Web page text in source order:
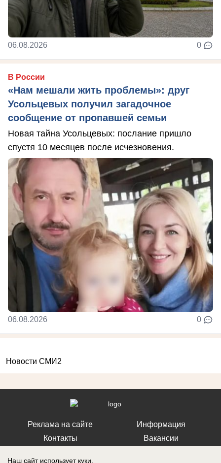
06.08.2026 0
В России
«Нам мешали жить проблемы»: друг
Усольцевых получил загадочное
сообщение от пропавшей семьи
Новая тайна Усольцевых: послание пришло
спустя 10 месяцев после исчезновения.
06.08.2026 0
Новости СМИ2
Реклама на сайте
Контакты
Информация
Вакансии
Наш сайт использует куки.